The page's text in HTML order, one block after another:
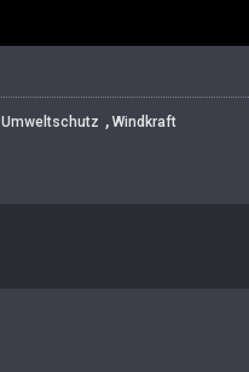
Umweltschutz , Windkraft